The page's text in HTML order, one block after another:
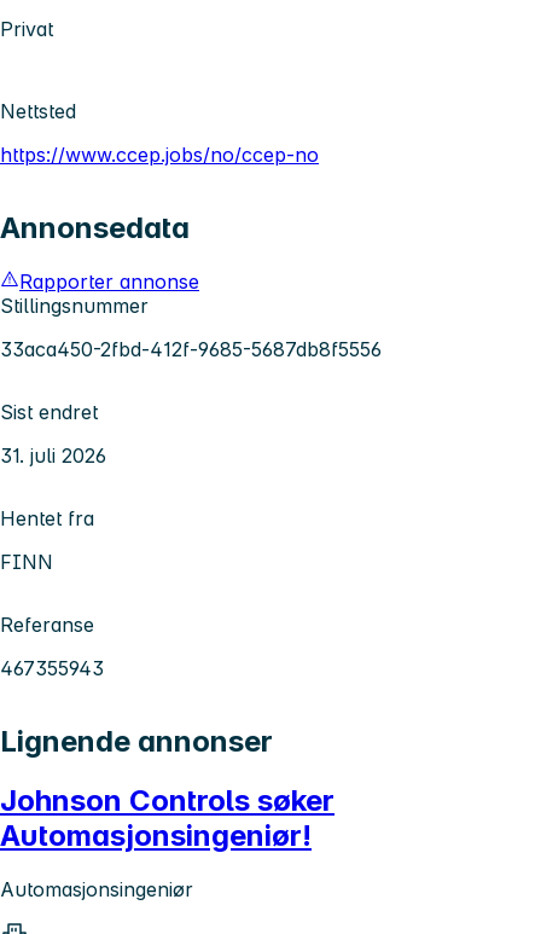
Privat
Nettsted
https://www.ccep.jobs/no/ccep-no
Annonsedata
Rapporter annonse
Stillingsnummer
33aca450-2fbd-412f-9685-5687db8f5556
Sist endret
31. juli 2026
Hentet fra
FINN
Referanse
467355943
Lignende annonser
Johnson Controls søker
Automasjonsingeniør!
Automasjonsingeniør